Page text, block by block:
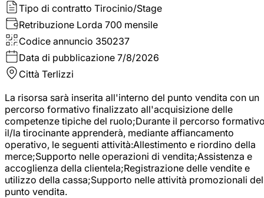
Tipo di contratto Tirocinio/Stage
Retribuzione Lorda 700 mensile
Codice annuncio 350237
Data di pubblicazione 7/8/2026
Città Terlizzi
La risorsa sarà inserita all'interno del punto vendita con un
percorso formativo finalizzato all'acquisizione delle
competenze tipiche del ruolo;Durante il percorso
il/la tirocinante apprenderà, mediante affiancamento
operativo, le seguenti attività:Allestimento e riordino della
merce;Supporto nelle operazioni di vendita;Assistenza e
accoglienza della clientela;Registrazione delle vendite e
utilizzo della cassa;Supporto nelle attività promozionali del
punto vendita.